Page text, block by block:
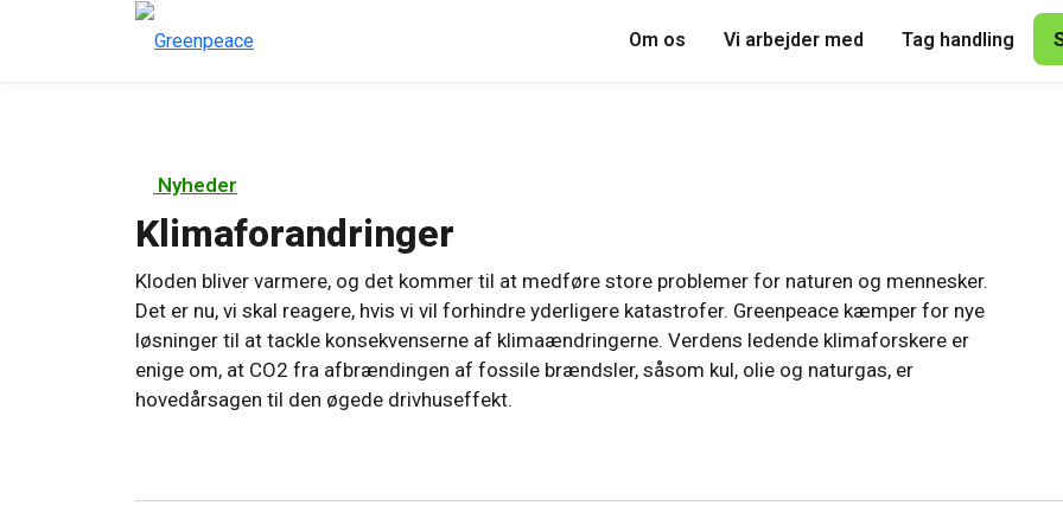
Om os Vi arbejder med Tag handling
Nyheder
Klimaforandringer
Kloden bliver varmere, og det kommer til at medføre store problemer for naturen og mennesker.
Det er nu, vi skal reagere, hvis vi vil forhindre yderligere katastrofer. Greenpeace kæmper for nye
løsninger til at tackle konsekvenserne af klimaændringerne. Verdens ledende klimaforskere er
enige om, at CO2 fra afbrændingen af fossile brændsler, såsom kul, olie og naturgas, er
hovedårsagen til den øgede drivhuseffekt.